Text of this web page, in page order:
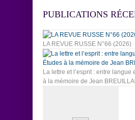
PUBLICATIONS
LA REVUE RUSSE N°66 (2026)
La lettre et l’esprit : entre langue
à la mémoire de Jean